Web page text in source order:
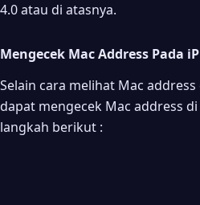
4.0 atau di atasnya.
Mengecek Mac Address Pada
Selain cara melihat Mac
dapat mengecek Mac address
langkah berikut :